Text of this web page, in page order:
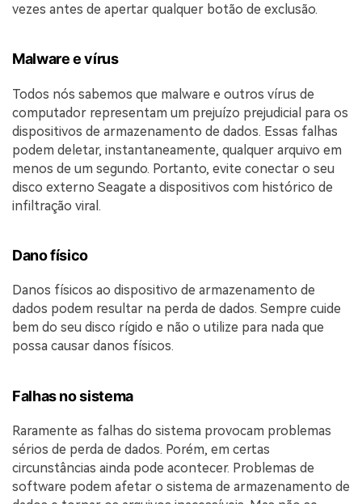
vezes antes de apertar qualquer botão de exclusão.
Malware e vírus
Todos nós sabemos que malware e outros vírus de
computador representam um prejuízo prejudicial para os
dispositivos de armazenamento de dados. Essas falhas
podem deletar, instantaneamente, qualquer arquivo em
menos de um segundo. Portanto, evite conectar o seu
disco externo Seagate a dispositivos com histórico de
infiltração viral.
Dano físico
Danos físicos ao dispositivo de armazenamento de
dados podem resultar na perda de dados. Sempre cuide
bem do seu disco rígido e não o utilize para nada que
possa causar danos físicos.
Falhas no sistema
Raramente as falhas do sistema provocam problemas
sérios de perda de dados. Porém, em certas
circunstâncias ainda pode acontecer. Problemas de
software podem afetar o sistema de armazenamento de